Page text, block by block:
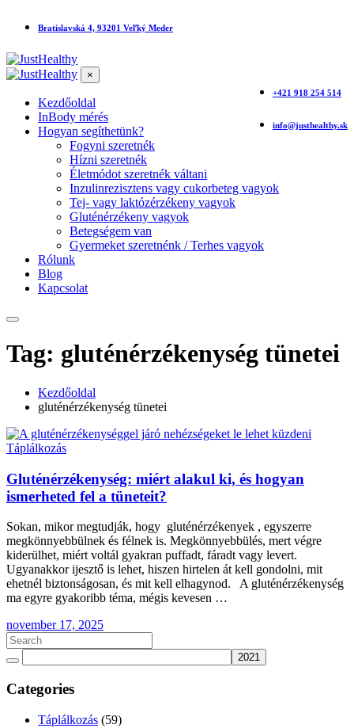
Bratislavská 4, 93201 Veľký Meder
+421 918 254 514
info@justhealthy.sk
×
Kezdőoldal
InBody mérés
Hogyan segíthetünk?
Fogyni szeretnék
Hízni szeretnék
Életmódot szeretnék váltani
Inzulinrezisztens vagy cukorbeteg vagyok
Tej- vagy laktózérzékeny vagyok
Gluténérzékeny vagyok
Betegségem van
Gyermeket szeretnénk / Terhes vagyok
Rólunk
Blog
Kapcsolat
Tag: gluténérzékenység tünetei
Kezdőoldal
gluténérzékenység tünetei
Táplálkozás
Gluténérzékenység: miért alakul ki, és hogyan
ismerheted fel a tüneteit?
Sokan, mikor megtudják, hogy gluténérzékenyek , egyszerre
megkönnyebbülnek és félnek is. Megkönnyebbülés, mert végre
kiderülhet, miért voltál gyakran puffadt, fáradt vagy levert.
Ugyanakkor ijesztő is lehet, hiszen hirtelen át kell gondolni, mit
ehetnél biztonságosan, és mit kell elhagynod. A gluténérzékenység
ma egyre gyakoribb téma, mégis kevesen …
november 17, 2025
Categories
Táplálkozás (59)